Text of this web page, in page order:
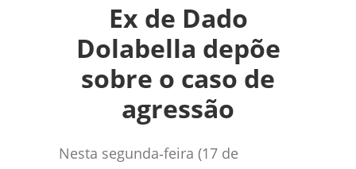
Ex de Dado
Dolabella depõe
sobre o caso de
agressão
Nesta segunda‑feira (17 de